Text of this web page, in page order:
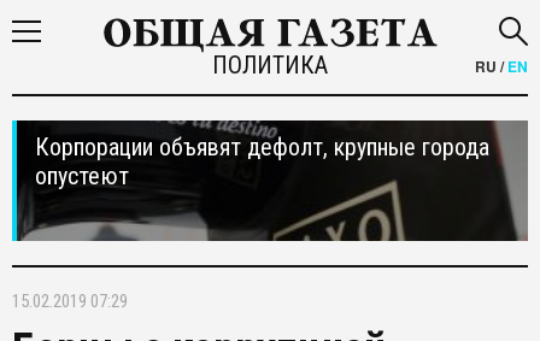
ПОЛИТИКА RU /EN
Корпорации объявят дефолт, крупные города
опустеют
15.02.2019 07:29